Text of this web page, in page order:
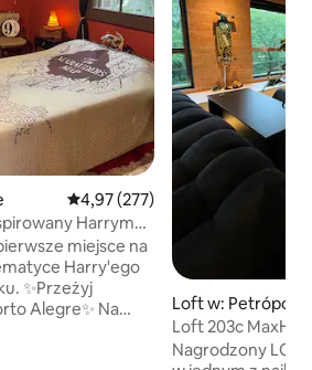
Średnia ocena: 4,97 na 5, liczba
4,97 (277)
Harrym
miejsce na
Harry'ego
Alegre✨ Na
Loft w: Petrópolis
Loft 203c MaxHaus - w/ pvt
Parking
Nagrodzony